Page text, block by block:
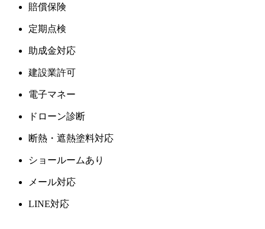
賠償保険
定期点検
助成金対応
建設業許可
電子マネー
ドローン診断
断熱・遮熱塗料対応
ショールームあり
メール対応
LINE対応